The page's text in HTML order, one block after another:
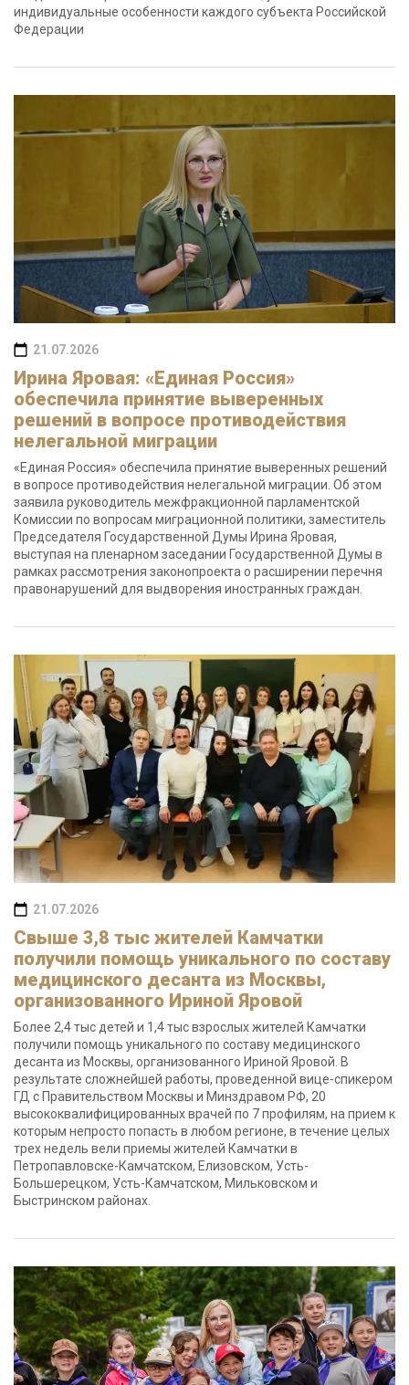
индивидуальные особенности каждого субъекта Российской
Федерации
21.07.2026
Ирина Яровая: «Единая Россия»
обеспечила принятие выверенных
решений в вопросе противодействия
нелегальной миграции
«Единая Россия» обеспечила принятие выверенных решений
в вопросе противодействия нелегальной миграции. Об этом
заявила руководитель межфракционной парламентской
Комиссии по вопросам миграционной политики, заместитель
Председателя Государственной Думы Ирина Яровая,
выступая на пленарном заседании Государственной Думы в
рамках рассмотрения законопроекта о расширении перечня
правонарушений для выдворения иностранных граждан.
21.07.2026
Свыше 3,8 тыс жителей Камчатки
получили помощь уникального по составу
медицинского десанта из Москвы,
организованного Ириной Яровой
Более 2,4 тыс детей и 1,4 тыс взрослых жителей Камчатки
получили помощь уникального по составу медицинского
десанта из Москвы, организованного Ириной Яровой. В
результате сложнейшей работы, проведенной вице-спикером
ГД с Правительством Москвы и Минздравом РФ, 20
высококвалифицированных врачей по 7 профилям, на прием к
которым непросто попасть в любом регионе, в течение целых
трех недель вели приемы жителей Камчатки в
Петропавловске-Камчатском, Елизовском, Усть-
Большерецком, Усть-Камчатском, Мильковском и
Быстринском районах.